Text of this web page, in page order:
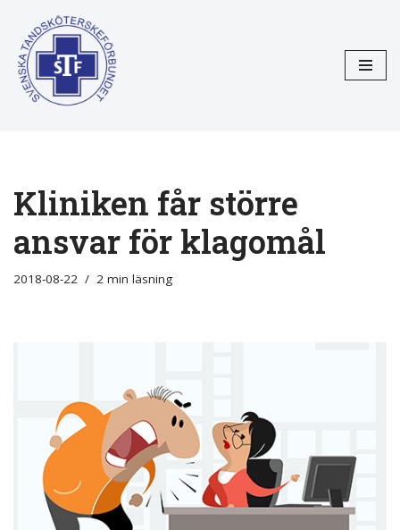
Hoppa
till
innehåll
Kliniken får större
ansvar för klagomål
2018-08-22 2 min läsning